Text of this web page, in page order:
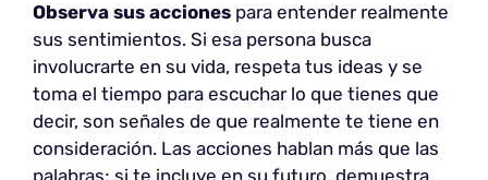
Observa sus acciones para entender realmente
sus sentimientos. Si esa persona busca
involucrarte en su vida, respeta tus ideas y se
toma el tiempo para escuchar lo que tienes que
decir, son señales de que realmente te tiene en
consideración. Las acciones hablan más que las